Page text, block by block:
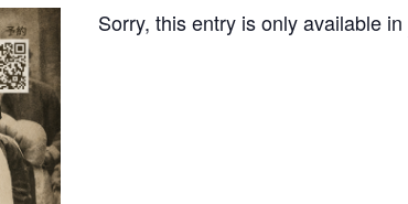
Sorry, this entry is only available in